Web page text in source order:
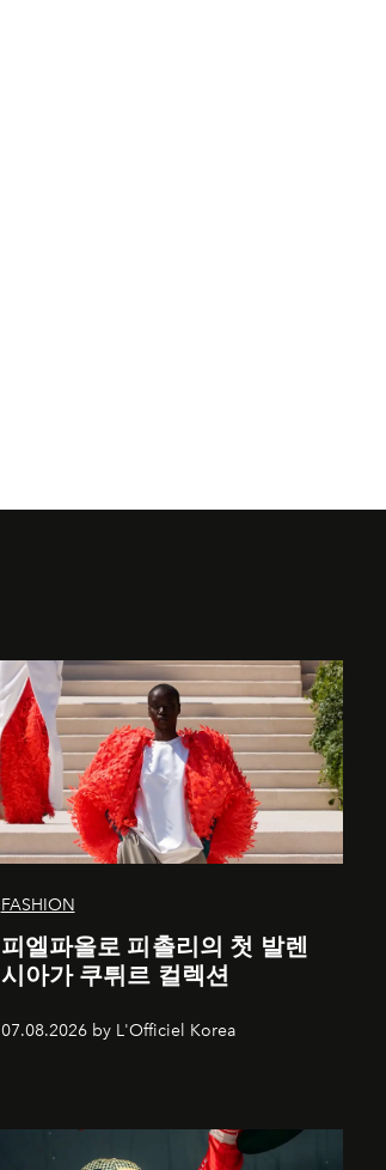
FASHION
피엘파올로 피촐리의 첫 발렌
시아가 쿠튀르 컬렉션
07.08.2026 by L'Officiel Korea